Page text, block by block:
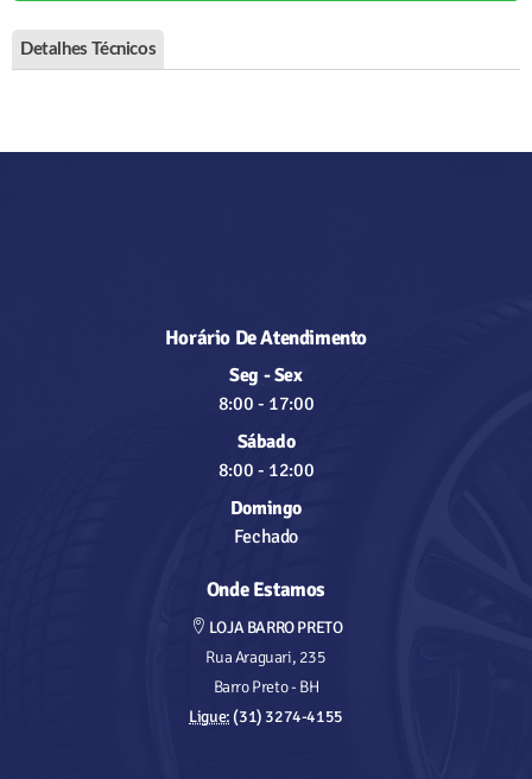
Detalhes Técnicos
Horário De Atendimento
Seg - Sex
8:00 - 17:00
Sábado
8:00 - 12:00
Domingo
Fechado
Onde Estamos
LOJA BARRO PRETO
Rua Araguari, 235
Barro Preto - BH
Ligue:(31) 3274-4155